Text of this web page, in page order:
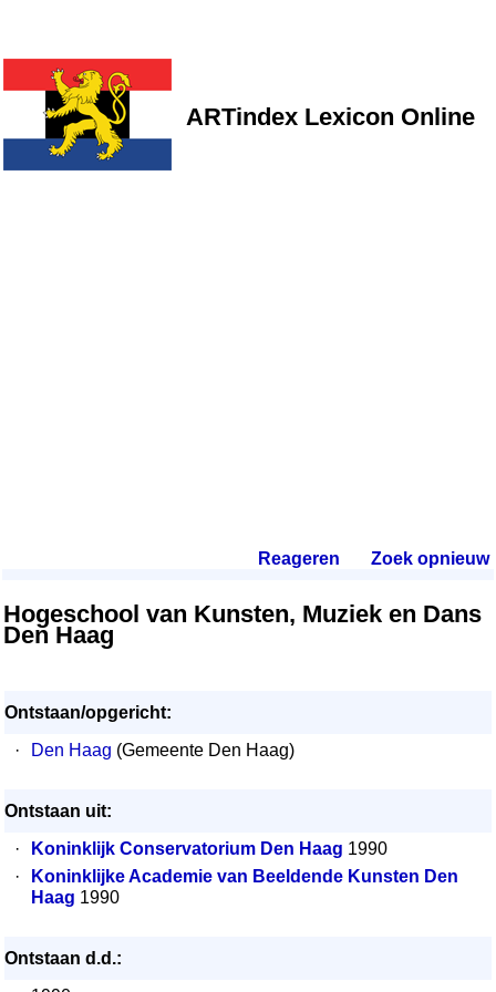
ARTindex Lexicon Online
Reageren Zoek opnieuw.
Hogeschool van Kunsten, Muziek en Dans
Den Haag
Ontstaan/opgericht:
·
Den Haag (Gemeente Den Haag)
Ontstaan uit:
·
Koninklijk Conservatorium Den Haag 1990
·
Koninklijke Academie van Beeldende Kunsten Den
Haag 1990
Ontstaan d.d.: